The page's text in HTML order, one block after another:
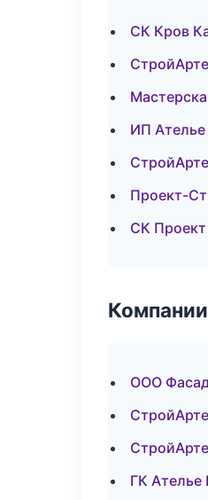
СК Кров
ИП
Проект-
СК
ООО
ГК